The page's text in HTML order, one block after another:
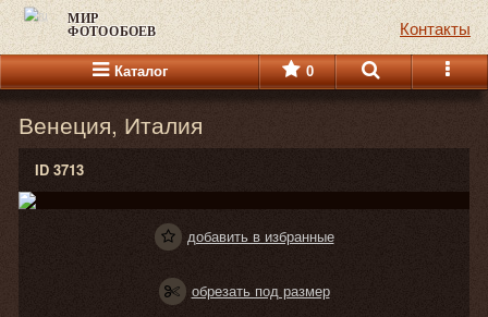
МИР
ФОТООБОЕВ Контакты
Каталог 0
Венеция, Италия
ID 3713
добавить в избранные
обрезать под размер